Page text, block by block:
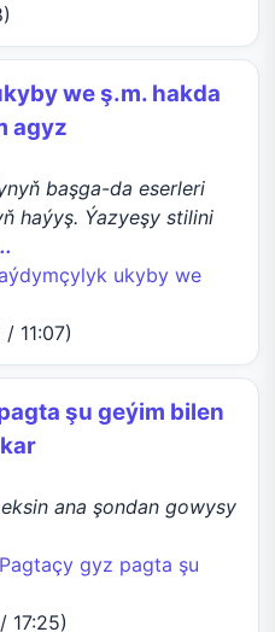
we ş.m. hakda
agyz
başga-da eserleri
haýyş. Ýazyeşy stilini
ukyby we
11:07)
şu geýim bilen
ana şondan gowysy
gyz pagta şu
17:25)